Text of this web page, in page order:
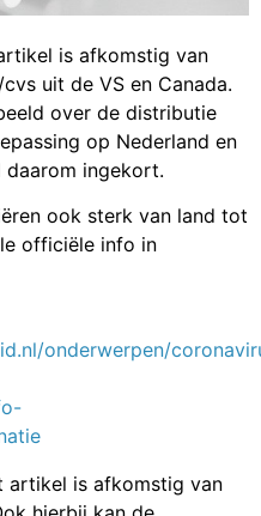
is afkomstig van
uit de VS en Canada.
over de distributie
op Nederland en
daarom ingekort.
ook sterk van land tot
officiële info in
onderwerpen/
artikel is afkomstig van